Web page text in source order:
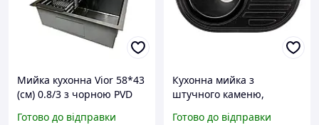
Мийка кухонна Vior 58*43
(см) 0.8/3 з чорною PVD
Готово до відправки
Кухонна мийка з
штучного каменю,
Готово до відправки